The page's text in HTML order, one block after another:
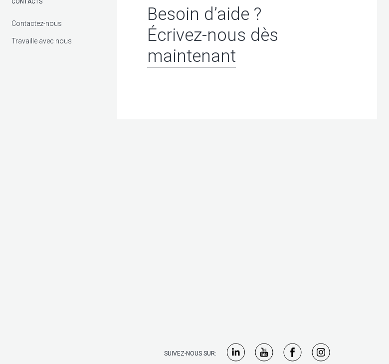
CONTACTS
Contactez-nous
Travaille avec nous
Besoin d’aide ?
Écrivez-nous dès
maintenant
SUIVEZ-NOUS SUR: